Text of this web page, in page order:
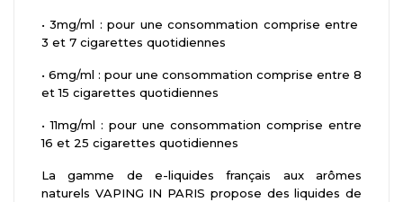
• 3mg/ml : pour une consommation comprise entre
3 et 7 cigarettes quotidiennes
• 6mg/ml : pour une consommation comprise entre 8
et 15 cigarettes quotidiennes
• 11mg/ml : pour une consommation comprise entre
16 et 25 cigarettes quotidiennes
La gamme de e-liquides français aux arômes
naturels VAPING IN PARIS propose des liquides de